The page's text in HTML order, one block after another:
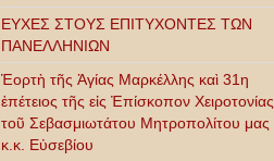
ΕΥΧΕΣ ΣΤΟΥΣ ΕΠΙΤΥΧΟΝΤΕΣ ΤΩΝ
ΠΑΝΕΛΛΗΝΙΩΝ
Ἑορτὴ τῆς Ἁγίας Μαρκέλλης καὶ 31η
ἐπέτειος τῆς εἰς Ἐπίσκοπον Χειροτονίας
τοῦ Σεβασμιωτάτου Μητροπολίτου μας
κ.κ. Εὐσεβίου